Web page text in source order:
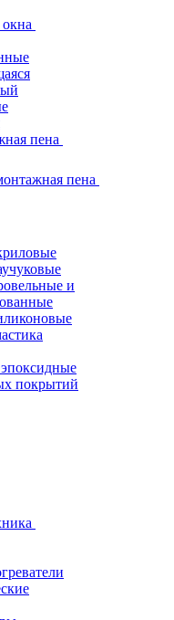
пена
пена
и
покрытий